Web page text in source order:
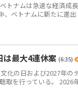
ナムは急速な経済成
、ベトナムに新たに進
は最大4連休案 (6:35)
化の日および2027年の
取を行っている。